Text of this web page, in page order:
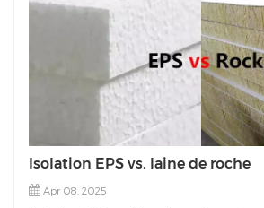
Isolation EPS vs. laine de roche
Apr 08, 2025